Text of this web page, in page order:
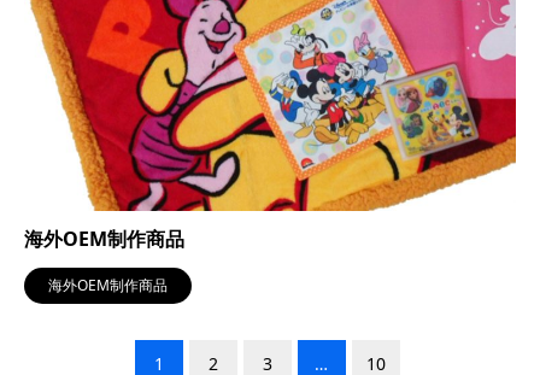
海外OEM制作商品
海外OEM制作商品
1 2 3 … 10